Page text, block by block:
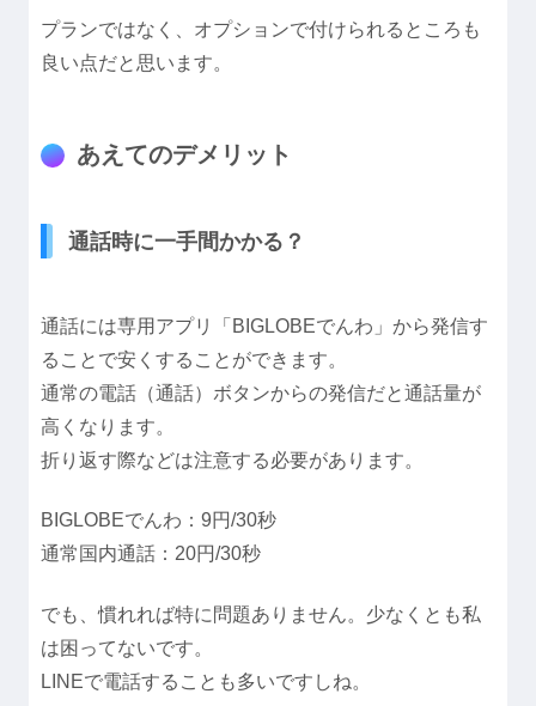
プランではなく、オプションで付けられるところも
良い点だと思います。
あえてのデメリット
通話時に一手間かかる？
通話には専用アプリ「BIGLOBEでんわ」から発信す
ることで安くすることができます。
通常の電話（通話）ボタンからの発信だと通話量が
高くなります。
折り返す際などは注意する必要があります。
BIGLOBEでんわ：9円/30秒
通常国内通話：20円/30秒
でも、慣れれば特に問題ありません。少なくとも私
は困ってないです。
LINEで電話することも多いですしね。